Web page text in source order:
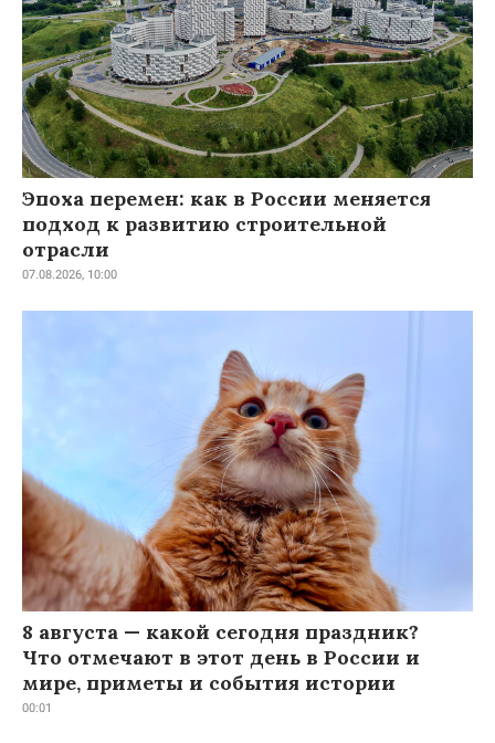
Эпоха перемен: как в России меняется
подход к развитию строительной
отрасли
07.08.2026, 10:00
8 августа — какой сегодня праздник?
Что отмечают в этот день в России и
мире, приметы и события истории
00:01